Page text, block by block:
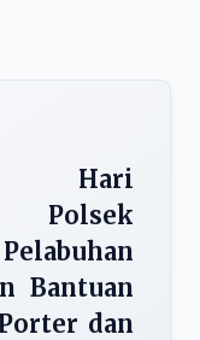
Hari
Polsek
Bantuan
dan